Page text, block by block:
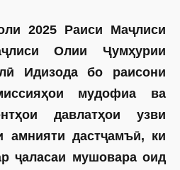
2025 Раиси Маҷлиси
Олии Ҷумҳурии
Идизода бо раисони
мудофиа ва
давлатҳои узви
амнияти дастҷамъӣ, ки
ҷаласаи мушовара оид